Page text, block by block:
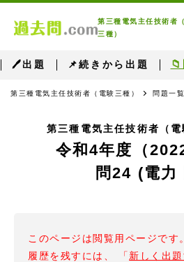
第三種電気主任技術者
三種）
🖊出題 📌続きから出題
第三種電気主任技術者（電験三種） 問題一覧
第三種電気主任技術者（
令和4年度（
問24 (電力
このページは閲覧用ページです
履歴を残すには、 「 新しく出